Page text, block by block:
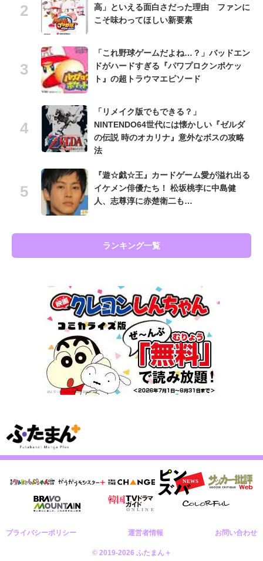
高」といえる面白さだった理由 ファンに
こそ味わってほしい新要素
「これ野球ゲームだよね…？」バッドエン
ドがハードすぎる『パワプロクンポケッ
ト』の超トラウマエピソード
「リメイク版でもできる？」
NINTENDO64世代には懐かしい『ゼルダ
の伝説 時のオカリナ』意外なボスの攻略
法
『遊☆戯☆王』カードゲーム愛が溢れ出る
イケメン俳優たち！ 松坂桃李に中島健
人、志尊淳に赤楚衛二も…
ランキング一覧
プライバシーポリシー 運営者情報 お問い合わせ
© 2019-2026 ふたまん＋